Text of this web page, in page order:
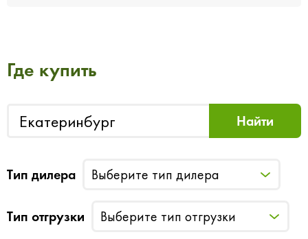
Где купить
Тип дилера Выберите тип дилера
Тип отгрузки Выберите тип отгрузки